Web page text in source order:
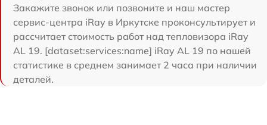
Закажите звонок или позвоните и наш мастер
сервис-центра iRay в Иркутске проконсультирует и
рассчитает стоимость работ над тепловизора iRay
AL 19. [dataset:services:name] iRay AL 19 по нашей
статистике в среднем занимает 2 часа при наличии
деталей.